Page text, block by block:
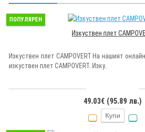
ПОПУЛЯРЕН
Изкуствен плет
Изкуствен плет CAMPOVERT На нашият
изкуствен плет CAMPOVERT. Изку..
49.03€ (95.89 лв.)
Купи